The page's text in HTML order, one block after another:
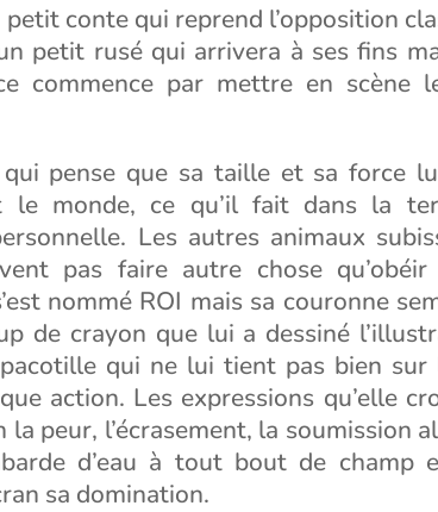
conte qui reprend l’opposition
petit rusé qui arrivera à ses fins
commence par mettre en scène
qui pense que sa taille et sa force
le monde, ce qu’il fait dans la
Les autres animaux
pas faire autre chose
nommé ROI mais sa couronne
de crayon que lui a dessiné
qui ne lui tient pas bien
action. Les expressions qu’elle
peur, l’écrasement, la soumission
d’eau à tout bout de champ
sa domination.